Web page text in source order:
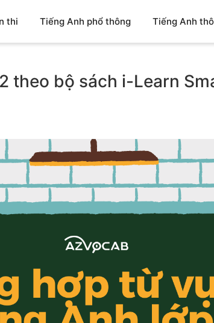
thi Tiếng Anh phổ thông Tiếng Anh
theo bộ sách i-Learn